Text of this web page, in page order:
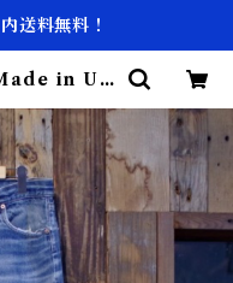
送料無料！
in US
| 古着屋
Vintage 通